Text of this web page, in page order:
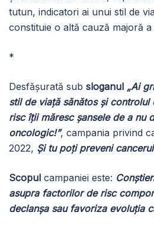
tutun, indicatori ai unui stil de
constituie o altă cauză majoră
*
Desfășurată sub sloganul „Ai
stil de viață sănătos și
risc îții măresc șansele de a nu
oncologic!”, campania privind
2022, Și tu poți preveni
Scopul campaniei este:
asupra factorilor de risc
declanșa sau favoriza evoluția